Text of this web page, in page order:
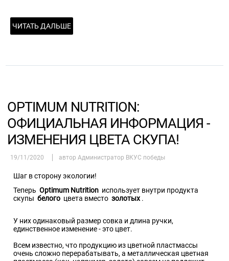
ЧИТАТЬ ДАЛЬШЕ
OPTIMUM NUTRITION:
ОФИЦИАЛЬНАЯ ИНФОРМАЦИЯ -
ИЗМЕНЕНИЯ ЦВЕТА СКУПА!
19/11/2020 автор Администратор ВКУС победы
Шаг в сторону экологии!
Теперь Optimum Nutrition использует внутри продукта
скупы белого цвета вместо золотых .
У них одинаковый размер совка и длина ручки,
единственное изменение - это цвет.
Всем известно, что продукцию из цветной пластмассы
очень сложно перерабатывать, а металлическая цветная